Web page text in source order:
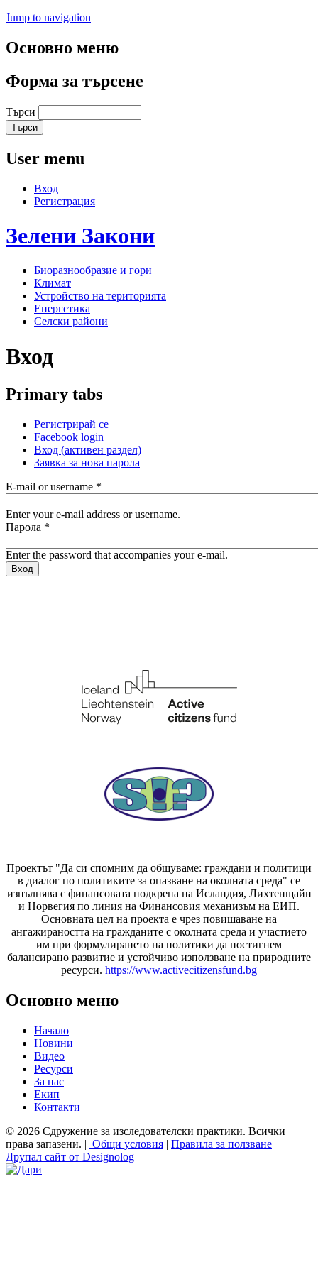
Jump to navigation
Основно меню
Форма за търсене
Търси
User menu
Вход
Регистрация
Зелени Закони
Биоразнообразие и гори
Климат
Устройство на територията
Енергетика
Селски райони
Вход
Primary tabs
Регистрирай се
Facebook login
Вход (активен раздел)
Заявка за нова парола
E-mail or username *
Enter your e-mail address or username.
Парола *
Enter the password that accompanies your e-mail.
Проектът "Да си спомним да общуваме: граждани и политици
в диалог по политиките за опазване на околната среда" се
изпълнява с финансовата подкрепа на Исландия, Лихтенщайн
и Норвегия по линия на Финансовия механизъм на ЕИП.
Основната цел на проекта е чрез повишаване на
ангажираността на гражданите с околната среда и участието
им при формулирането на политики да постигнем
балансирано развитие и устойчиво използване на природните
ресурси. https://www.activecitizensfund.bg
Основно меню
Начало
Новини
Видео
Ресурси
За нас
Екип
Контакти
© 2026 Сдружение за изследователски практики. Всички
права запазени. | Общи условия | Правила за ползване
Друпал сайт от Designolog